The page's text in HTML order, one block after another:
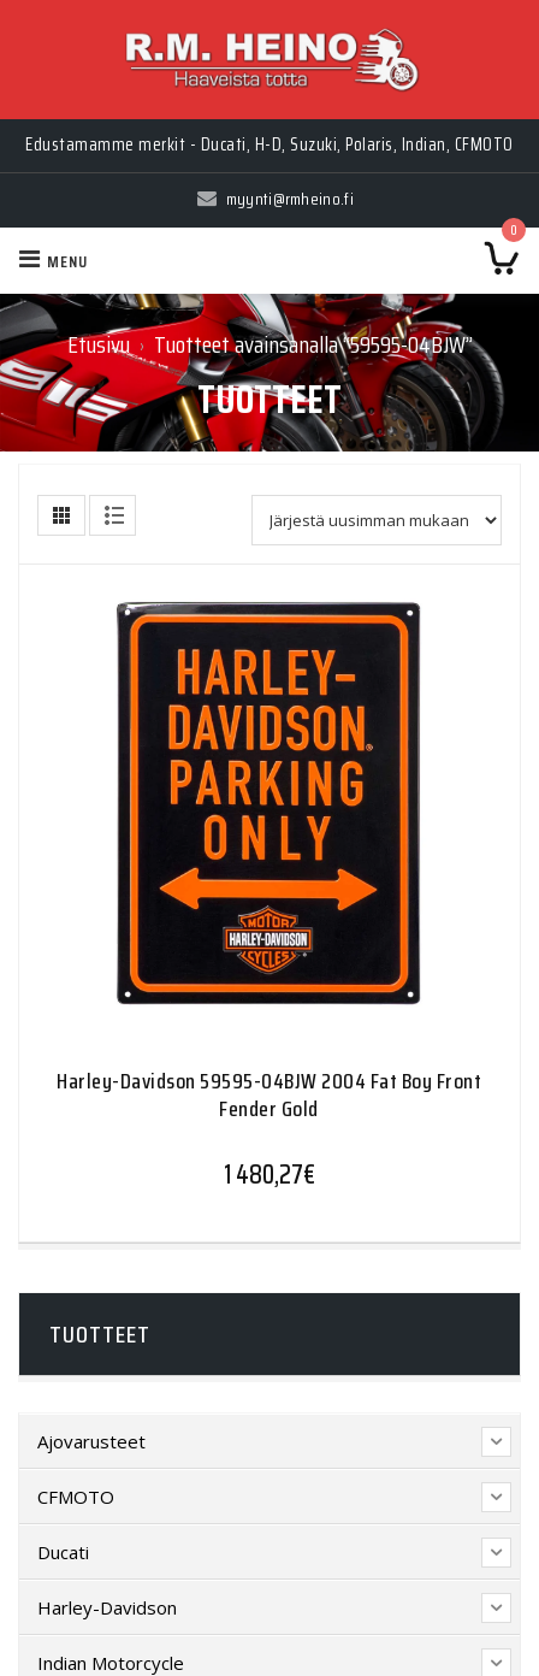
Edustamamme merkit - Ducati, H-D, Suzuki, Polaris, Indian, CFMOTO
myynti@rmheino.fi
0
MENU
Etusivu › Tuotteet avainsanalla “59595-04BJW”
TUOTTEET
Harley-Davidson 59595-04BJW 2004 Fat Boy Front
Fender Gold
1 480,27€
TUOTTEET
Ajovarusteet
CFMOTO
Ducati
Harley-Davidson
Indian Motorcycle